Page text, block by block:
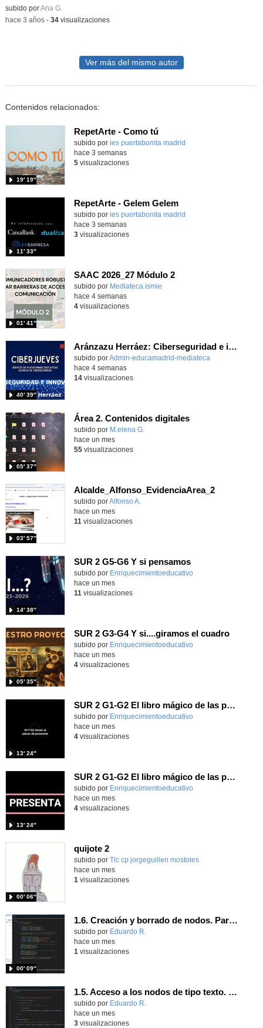
Contenido educativo.
subido porAna G.
-hace 3 años- 34visualizaciones
Ver más del mismo autor
Contenidos relacionados:
RepetArte - Como tú
subido por ies puertabonita madrid
19′ 19″
hace 3 semanas
5visualizaciones
RepetArte - Gelem Gelem
subido por ies puertabonita madrid
11′ 33″
hace 3 semanas
3visualizaciones
SAAC 2026_27 Módulo 2
subido por Mediateca ismie
01′ 41″
hace 4 semanas
4visualizaciones
Aránzazu Herráez: Ciberseguridad e innovación: Protegiendo y transformando la vida digital
subido porAdmin-educamadrid-mediateca
40′ 39″
hace 4 semanas
14visualizaciones
Área 2. Contenidos digitales
Contenido educativo.
subido por M.elena G.
05′ 37″
hace un mes
55visualizaciones
Alcalde_Alfonso_EvidenciaArea_2
Contenido educativo.
subido porAlfonso A.
03′ 57″
hace un mes
11 visualizaciones
SUR 2 G5-G6 Y si pensamos
Contenido educativo.
subido por Enriquecimientoeducativo
14′ 38″
-
hace un mes
11 visualizaciones
SUR 2 G3-G4 Y si....giramos el cuadro
Contenido educativo.
subido por Enriquecimientoeducativo
05′ 35″
-
hace un mes
4visualizaciones
SUR 2 G1-G2 El libro mágico de las preguntas imposibles.
Contenido educativo.
subido por Enriquecimientoeducativo
13′ 24″
-
hace un mes
4visualizaciones
SUR 2 G1-G2 El libro mágico de las preguntas imposibles.
Contenido educativo.
subido por Enriquecimientoeducativo
13′ 24″
-
hace un mes
4visualizaciones
quijote 2
subido por Tic cp jorgeguillen mostoles
00′ 06″
-
hace un mes
1 visualizaciones
1.6. Creación y borrado de nodos. Parte 2.
Contenido educativo.
subido por Eduardo R.
00′ 09″
hace un mes
1 visualizaciones
1.5. Acceso a los nodos de tipo texto. Parte 2.
Contenido educativo.
subido por Eduardo R.
hace un mes
3visualizaciones